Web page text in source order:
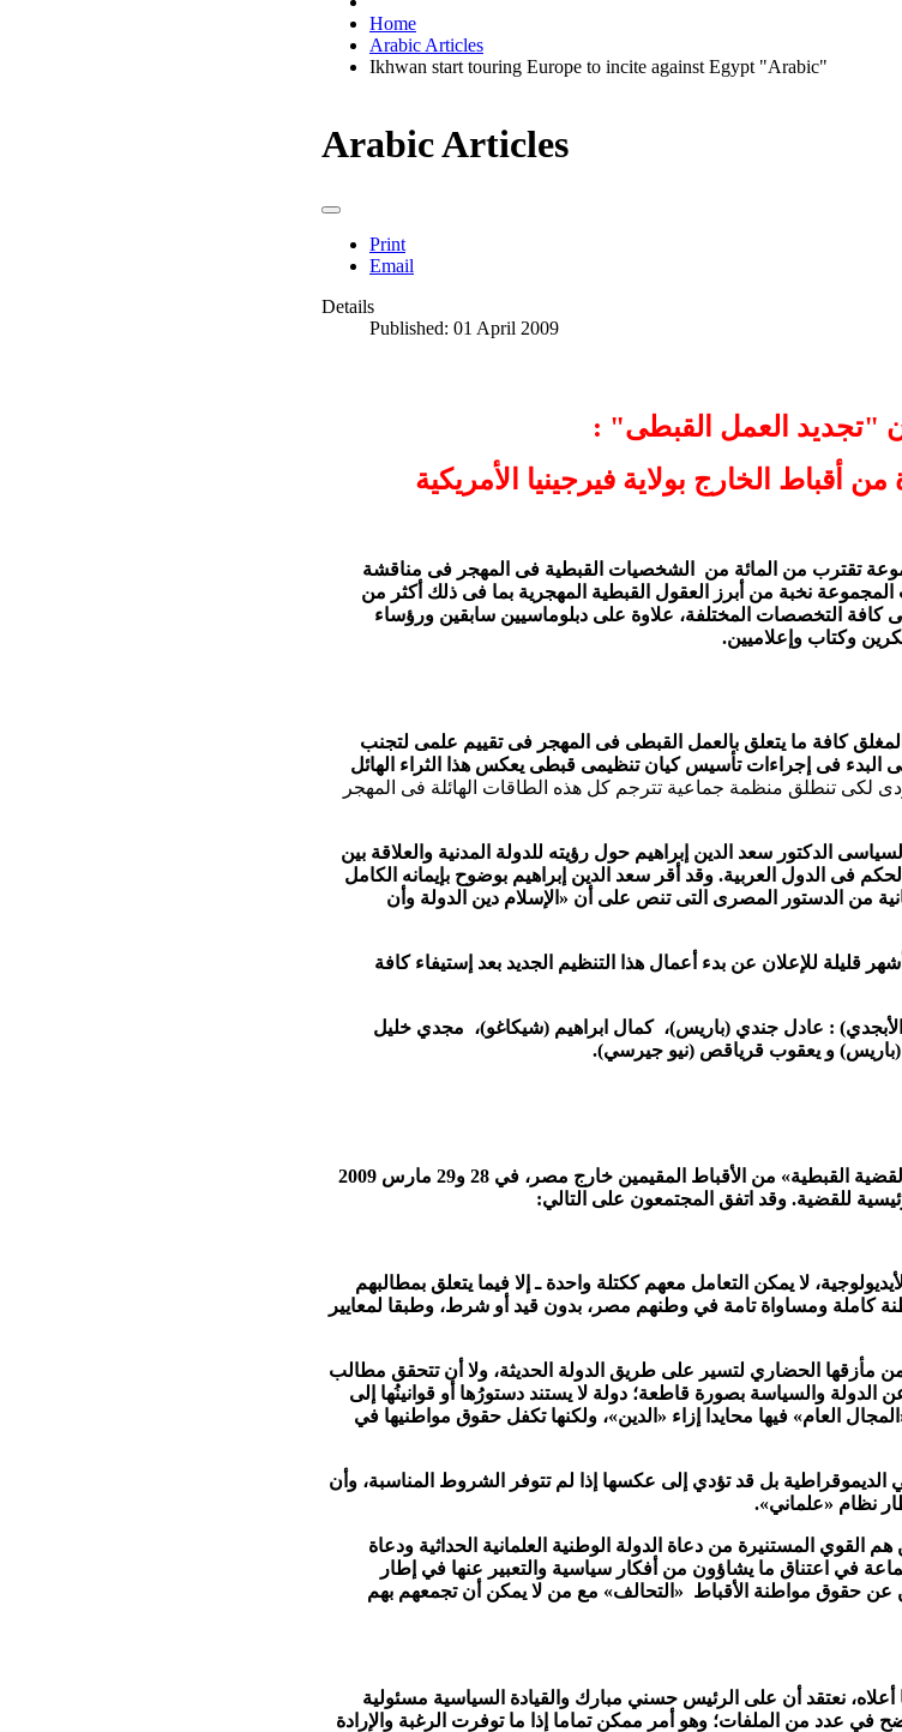
Home
Arabic Articles
Ikhwan start touring Europe to incite against Egypt "Arabic"
Arabic Articles
Print
Email
Details
Published: 01 April 2009
"تجديد العمل القبطى" :
أقباط الخارج بولاية فيرجينيا الأمريكية
فى ولاية فرجينيا فى 29،28 مارس 2009 مجموعة تقترب من المائة من الشخصيات القبطية فى المهجر فى مناقشة
نخبة من أبرز العقول القبطية المهجرية بما فى ذلك أكثر من
كافة التخصصات المختلفة، علاوة على دبلوماسيين سابقين ورؤساء
وكتاب وإعلاميين.
كافة ما يتعلق بالعمل القبطى فى المهجر فى تقييم علمى لتجنب
البدء فى إجراءات تأسيس كيان تنظيمى قبطى يعكس هذا الثراء الهائل
لكى تنطلق منظمة جماعية تترجم كل هذه الطاقات الهائلة فى المهجر
الدكتور سعد الدين إبراهيم حول رؤيته للدولة المدنية والعلاقة بين
فى الدول العربية. وقد أقر سعد الدين إبراهيم بوضوح بإيمانه الكامل
من الدستور المصرى التى تنص على أن «الإسلام دين الدولة وأن
قليلة للإعلان عن بدء أعمال هذا التنظيم الجديد بعد إستيفاء كافة
الأبجدي) : عادل جندي (باريس)، كمال ابراهيم (شيكاغو)، مجدي خليل
و يعقوب قرياقص (نيو جيرسي).
اجتمع ما يقرب من مائة من النشطاء والمهتمين «بالقضية القبطية» من الأقباط المقيمين خارج مصر، في 28 و29 مارس 2009
للقضية. وقد اتفق المجتمعون على التالي:
لا يمكن التعامل معهم ككتلة واحدة ـ إلا فيما يتعلق بمطالبهم
كاملة ومساواة تامة في وطنهم مصر، بدون قيد أو شرط، وطبقا لمعايير
مأزقها الحضاري لتسير على طريق الدولة الحديثة، ولا أن تتحقق مطالب
الدولة والسياسة بصورة قاطعة؛ دولة لا يستند دستورُها أو قوانينُها إلى
العام» فيها محايدا إزاء «الدين»، ولكنها تكفل حقوق مواطنيها في
الديموقراطية بل قد تؤدي إلى عكسها إذا لم تتوفر الشروط المناسبة، وأن
نظام «علماني».
القوي المستنيرة من دعاة الدولة الوطنية العلمانية الحداثية ودعاة
في اعتناق ما يشاؤون من أفكار سياسية والتعبير عنها في إطار
عن حقوق مواطنة الأقباط «التحالف» مع من لا يمكن أن تجمعهم بهم
عدد من الملفات؛ وهو أمر ممكن تماما إذا ما توفرت الرغبة والإرادة